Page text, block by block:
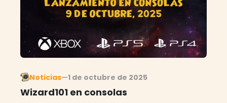
Noticias—1 de octubre de 2025
Wizard101 en consolas